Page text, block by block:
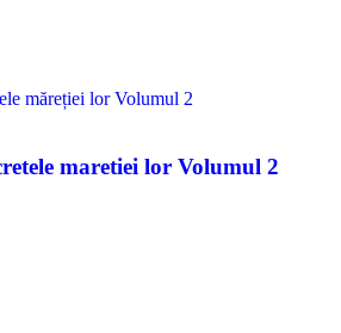
maretiei lor Volumul 2